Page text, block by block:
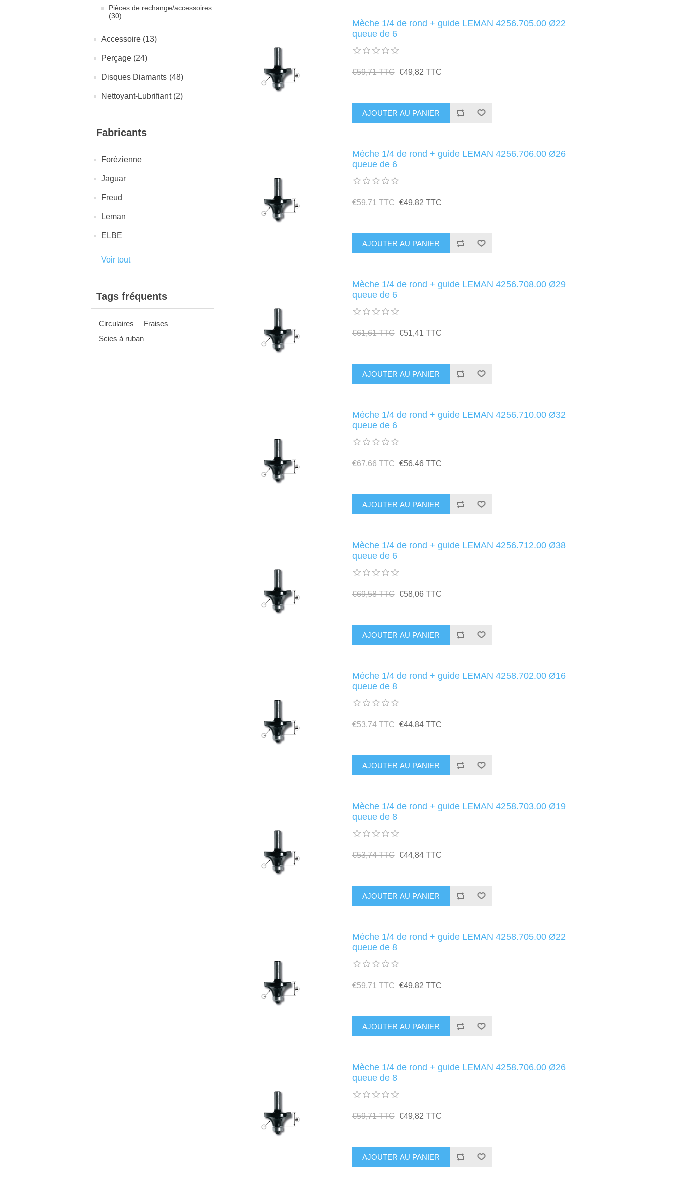
Pièces de rechange/accessoires
(30)
Accessoire (13)
Perçage (24)
Disques Diamants (48)
Nettoyant-Lubrifiant (2)
Fabricants
Forézienne
Jaguar
Freud
Leman
ELBE
Voir tout
Tags fréquents
Circulaires
Fraises
Scies à ruban
Mèche 1/4 de rond + guide LEMAN 4256.705.00 Ø22
queue de 6
€59,71 TTC €49,82 TTC
Mèche 1/4 de rond + guide LEMAN 4256.706.00 Ø26
queue de 6
€59,71 TTC €49,82 TTC
Mèche 1/4 de rond + guide LEMAN 4256.708.00 Ø29
queue de 6
€61,61 TTC €51,41 TTC
Mèche 1/4 de rond + guide LEMAN 4256.710.00 Ø32
queue de 6
€67,66 TTC €56,46 TTC
Mèche 1/4 de rond + guide LEMAN 4256.712.00 Ø38
queue de 6
€69,58 TTC €58,06 TTC
Mèche 1/4 de rond + guide LEMAN 4258.702.00 Ø16
queue de 8
€53,74 TTC €44,84 TTC
Mèche 1/4 de rond + guide LEMAN 4258.703.00 Ø19
queue de 8
€53,74 TTC €44,84 TTC
Mèche 1/4 de rond + guide LEMAN 4258.705.00 Ø22
queue de 8
€59,71 TTC €49,82 TTC
Mèche 1/4 de rond + guide LEMAN 4258.706.00 Ø26
queue de 8
€59,71 TTC €49,82 TTC